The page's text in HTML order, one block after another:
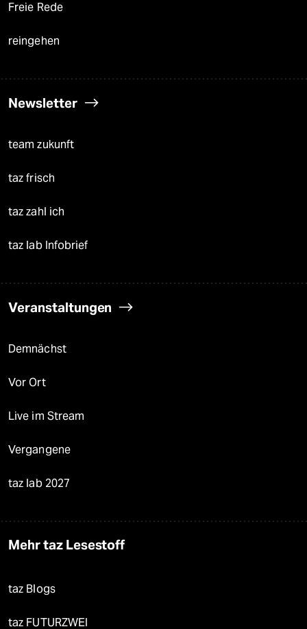
Freie Rede
reingehen
Newsletter
team zukunft
taz frisch
taz zahl ich
taz lab Infobrief
Veranstaltungen
Demnächst
Vor Ort
Live im Stream
Vergangene
taz lab 2027
Mehr taz Lesestoff
taz Blogs
taz FUTURZWEI